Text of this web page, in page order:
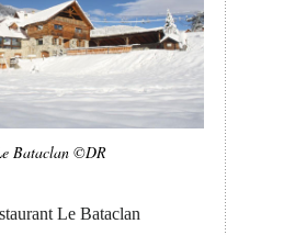
Bataclan ©DR
Le Bataclan